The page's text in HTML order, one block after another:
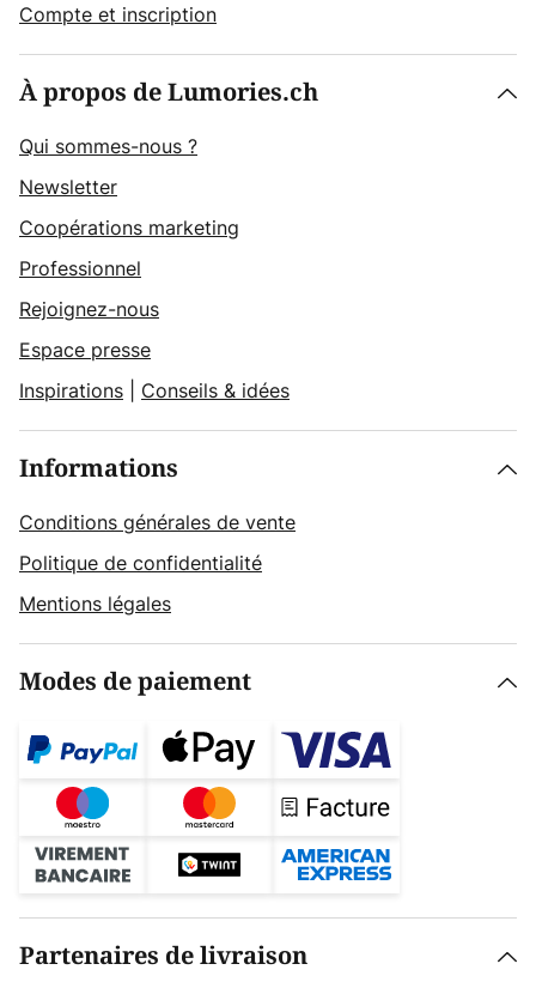
Compte et inscription
À propos de Lumories.ch
Qui sommes-nous ?
Newsletter
Coopérations marketing
Professionnel
Rejoignez-nous
Espace presse
Inspirations
Conseils & idées
Informations
Conditions générales de vente
Politique de confidentialité
Mentions légales
Modes de paiement
Partenaires de livraison